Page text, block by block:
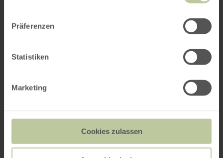
Präferenzen
Statistiken
Marketing
Cookies zulassen